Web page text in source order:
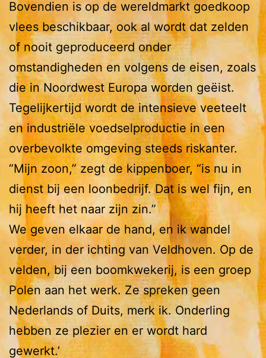
Bovendien is op de wereldmarkt goedkoop
vlees beschikbaar, ook al wordt dat zelden
of nooit geproduceerd onder
omstandigheden en volgens de eisen, zoals
die in Noordwest Europa worden geëist.
Tegelijkertijd wordt de intensieve veeteelt
en industriële voedselproductie in een
overbevolkte omgeving steeds riskanter.
“Mijn zoon,” zegt de kippenboer, “is nu in
dienst bij een loonbedrijf. Dat is wel fijn, en
hij heeft het naar zijn zin.”
We geven elkaar de hand, en ik wandel
verder, in der ichting van Veldhoven. Op de
velden, bij een boomkwekerij, is een groep
Polen aan het werk. Ze spreken geen
Nederlands of Duits, merk ik. Onderling
hebben ze plezier en er wordt hard
gewerkt.’